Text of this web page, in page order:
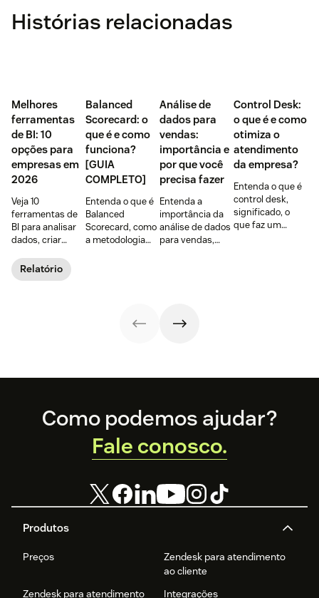
Histórias relacionadas
Melhores
ferramentas
de BI: 10
opções para
empresas em
2026
Veja 10
ferramentas de
BI para analisar
dados, criar
melhorar
decisões.
Relatório
Balanced
Scorecard: o
que é e como
funciona?
[GUIA
COMPLETO]
Entenda o que é
Balanced
Scorecard, como
a metodologia
Análise de
dados para
vendas:
importância e
por que você
precisa fazer
Entenda a
importância da
análise de dados
para vendas,
empresa.
Control Desk:
o que é e como
otimiza o
atendimento
da empresa?
Entenda o que é
control desk,
significado, o
que faz um
Footer
Produtos
Preços
Zendesk para atendimento
ao cliente
Zendesk para atendimento
Integrações
Como podemos ajudar?
Fale conosco.